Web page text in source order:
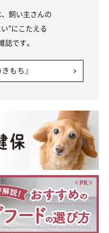
、飼い主さんの
”にこたえる
です。
もち』